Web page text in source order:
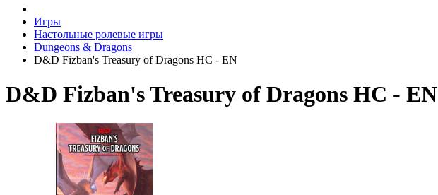
Игры
Настольные ролевые игры
Dungeons & Dragons
D&D Fizban's Treasury of Dragons HC - EN
D&D Fizban's Treasury of Dragons HC - EN